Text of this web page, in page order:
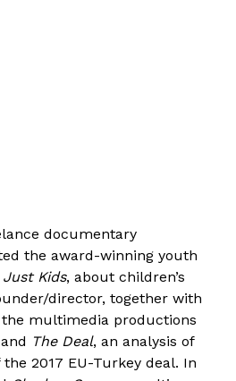
documentary
the award-winning youth
Just Kids, about children’s
director, together with
the multimedia productions
The Deal, an analysis of
2017 EU-Turkey deal. In